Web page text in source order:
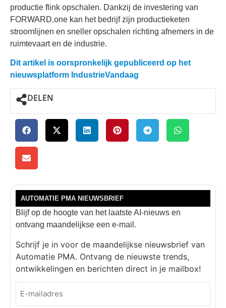
productie flink opschalen. Dankzij de investering van
FORWARD.one kan het bedrijf zijn productieketen
stroomlijnen en sneller opschalen richting afnemers in de
ruimtevaart en de industrie.
Dit artikel is oorspronkelijk gepubliceerd op het
nieuwsplatform IndustrieVandaag
DELEN
AUTOMATIE PMA NIEUWSBRIEF
Blijf op de hoogte van het laatste AI-nieuws en
ontvang maandelijkse een e-mail.
Schrijf je in voor de maandelijkse nieuwsbrief van
Automatie PMA. Ontvang de nieuwste trends,
ontwikkelingen en berichten direct in je mailbox!
E-
mailadres